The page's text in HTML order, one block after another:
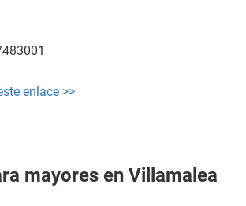
enlace >>
mayores en Villamalea